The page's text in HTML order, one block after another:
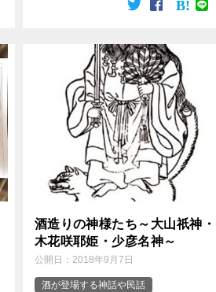
そんな時代だからこそ、ローカリズム
ないでしょうか。 […]
酒造りの神様たち～大山祇神・
木花咲耶姫・少彦名神～
公開日： 2018年9月7日
酒が登場する神話や民話